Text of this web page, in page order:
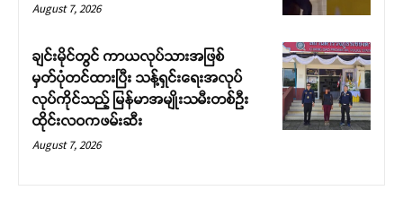
August 7, 2026
ချင်းမိုင်တွင် ကာယလုပ်သားအဖြစ်
မှတ်ပုံတင်ထားပြီး သန့်ရှင်းရေးအလုပ်
လုပ်ကိုင်သည့် မြန်မာအမျိုးသမီးတစ်ဦး
ထိုင်းလဝကဖမ်းဆီး
August 7, 2026